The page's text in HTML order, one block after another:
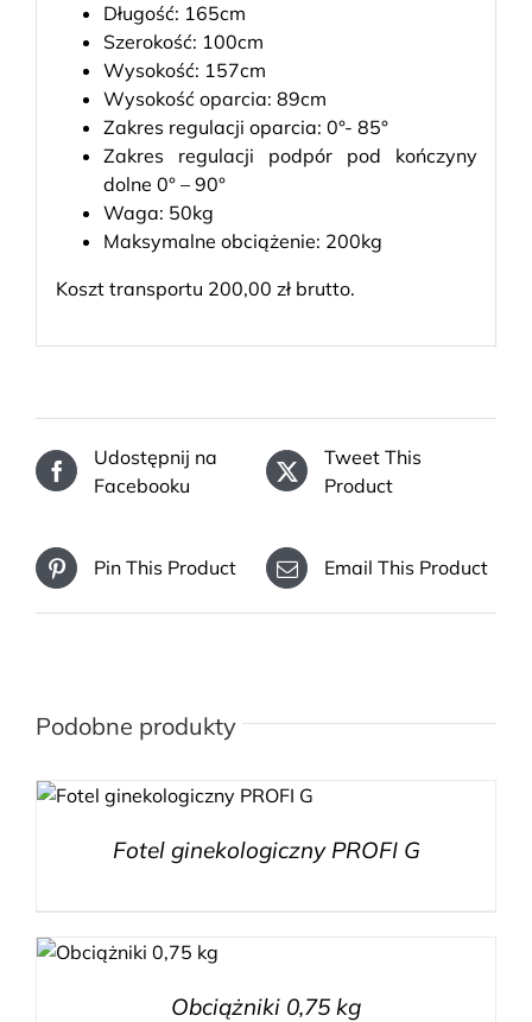
Długość: 165cm
Szerokość: 100cm
Wysokość: 157cm
Wysokość oparcia: 89cm
Zakres regulacji oparcia: 0°- 85°
Zakres regulacji podpór pod kończyny
dolne 0° – 90°
Waga: 50kg
Maksymalne obciążenie: 200kg
Koszt transportu 200,00 zł brutto.
Udostępnij na
Facebooku
Tweet This
Product
Pin This Product Email This Product
Podobne produkty
Fotel ginekologiczny PROFI G
Obciążniki 0,75 kg